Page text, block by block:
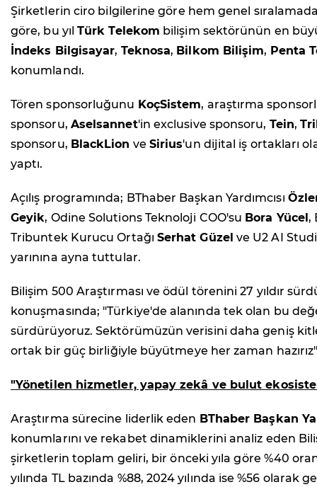
Şirketlerin ciro bilgilerine göre hem genel
göre, bu yılTürk Telekom bilişim sektörünün en
İndeks Bilgisayar, Teknosa, Bilkom Bilişim, Penta
konumlandı.
Tören sponsorluğunu KoçSistem, araştırma
sponsoru, Aselsannet'in exclusive sponsoru, Tein,
sponsoru, BlackLion ve Sirius'un dijital iş ortakları
yaptı.
Açılış programında; BThaber Başkan Yardımcısı
Geyik, Odine Solutions Teknoloji COO'su Bora Yücel,
Tribuntek Kurucu Ortağı Serhat Güzel ve U2 AI
yarınına ayna tuttular.
Bilişim 500 Araştırması ve ödül törenini 27 yıldır
konuşmasında; "Türkiye'de alanında tek olan bu
sürdürüyoruz. Sektörümüzün verisini daha geniş
ortak bir güç birliğiyle büyütmeye her zaman
"Yönetilen hizmetler, yapay zekâ ve bulut
Araştırma sürecine liderlik eden BThaber Başkan
konumlarını ve rekabet dinamiklerini analiz eden
şirketlerin toplam geliri, bir önceki yıla göre %40
yılında TL bazında %88, 2024 yılında ise %56